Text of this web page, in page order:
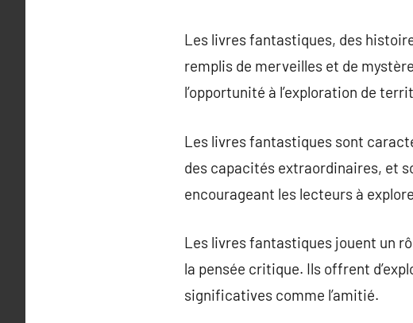
Les livres fantastiques, des
remplis de merveilles et de
l’opportunité à l’exploration de
Les livres fantastiques sont
des capacités extraordinaires, et
encourageant les lecteurs à
Les livres fantastiques jouent un
la pensée critique. Ils offrent
significatives comme l’amitié.